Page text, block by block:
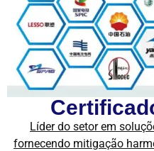
Líder do setor em
fornecendo mitigação